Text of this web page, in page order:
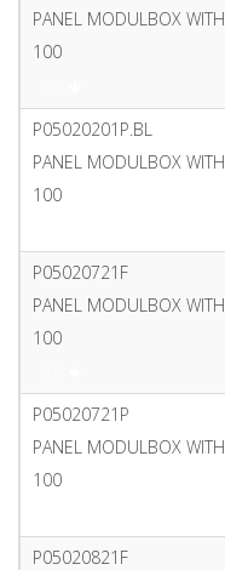
PANEL MODULBOX
100
P05020201P.BL
PANEL MODULBOX
100
P05020721F
PANEL MODULBOX
100
P05020721P
PANEL MODULBOX
100
P05020821F